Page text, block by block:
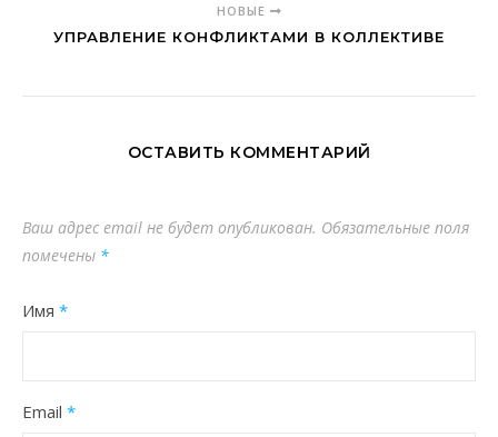
НОВЫЕ
УПРАВЛЕНИЕ КОНФЛИКТАМИ В КОЛЛЕКТИВЕ
ОСТАВИТЬ КОММЕНТАРИЙ
Ваш адрес email не будет опубликован. Обязательные поля
помечены *
Имя *
Email *